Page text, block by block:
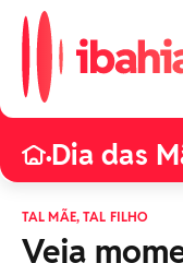
•Dia das
TAL MÃE, TAL FILHO
Veja